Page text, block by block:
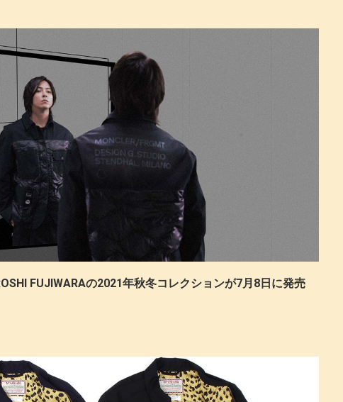
FUJIWARAの2021年秋冬コレクションが7月8日に発売